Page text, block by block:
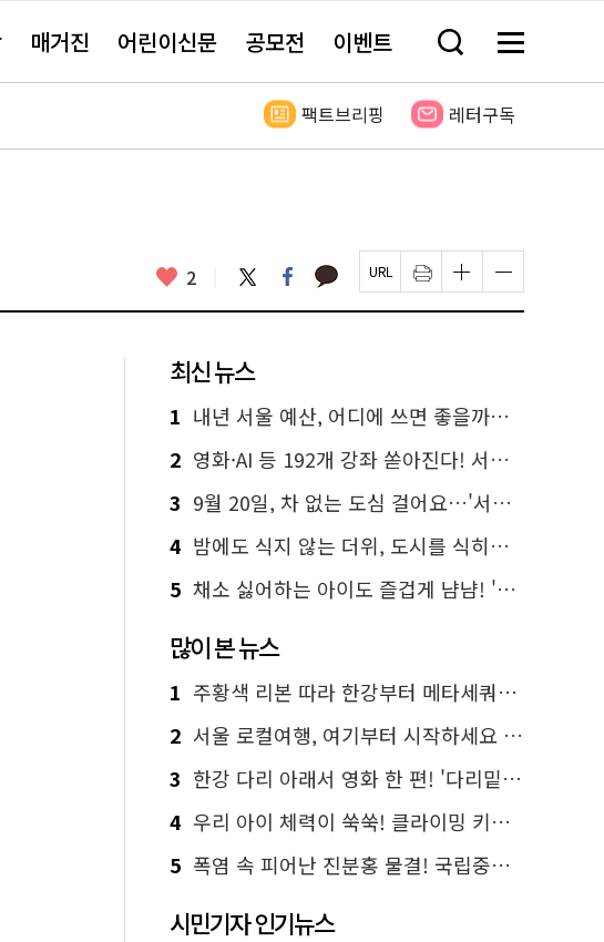
매거진 어린이신문 공모전 이벤트 검
창
기
메
전
보
팩트브리핑 레터구독
좋
요
2 트
위
터
페
이
스
카
카 페
이
지
인
쇄
하
글
자
크
하
기
글
자
크
하
최신 뉴스
1 내년 서울 예산, 어디에 쓰면 좋을까요? 온라인 투표
2 영화·AI 등 192개 강좌 쏟아진다! 서울시민대학 선착순 신청
3 9월 20일, 차 없는 도심 걸어요…'서울 걷자 페스티벌' 선착순 5천명
4 밤에도 식지 않는 더위, 도시를 식히는 시원한 해법은?
5 채소 싫어하는 아이도 즐겁게 냠냠! '찾아가는 서울시 식생활 교육' 현장
많이 본 뉴스
1 주황색 리본 따라 한강부터 메타세쿼이아 숲길까지…서울둘레길 15코스
2 서울 로컬여행, 여기부터 시작하세요 '서울에디션25'
3 한강 다리 아래서 영화 한 편! '다리밑 영화관' 무료 상영
4 우리 아이 체력이 쑥쑥! 클라이밍 키즈카페·어린이 체력장
5 폭염 속 피어난 진분홍 물결! 국립중앙박물관 배롱나무 명소
시민기자 인기뉴스